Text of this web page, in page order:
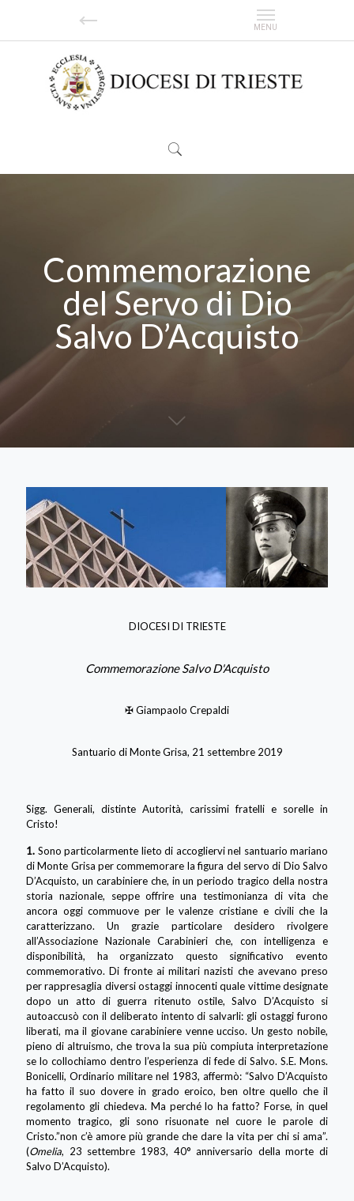
Commemorazione
del Servo di Dio
Salvo D’Acquisto
DIOCESI DI TRIESTE
Commemorazione Salvo D'Acquisto
✠ Giampaolo Crepaldi
Santuario di Monte Grisa, 21 settembre 2019
Sigg. Generali, distinte Autorità, carissimi fratelli e sorelle in
Cristo!
1. Sono particolarmente lieto di accogliervi nel santuario mariano
di Monte Grisa per commemorare la figura del servo di Dio Salvo
D’Acquisto, un carabiniere che, in un periodo tragico della nostra
storia nazionale, seppe offrire una testimonianza di vita che
ancora oggi commuove per le valenze cristiane e civili che la
caratterizzano. Un grazie particolare desidero rivolgere
all’Associazione Nazionale Carabinieri che, con intelligenza e
disponibilità, ha organizzato questo significativo evento
commemorativo. Di fronte ai militari nazisti che avevano preso
per rappresaglia diversi ostaggi innocenti quale vittime designate
dopo un atto di guerra ritenuto ostile, Salvo D’Acquisto si
autoaccusò con il deliberato intento di salvarli: gli ostaggi furono
liberati, ma il giovane carabiniere venne ucciso. Un gesto nobile,
pieno di altruismo, che trova la sua più compiuta interpretazione
se lo collochiamo dentro l’esperienza di fede di Salvo. S.E. Mons.
Bonicelli, Ordinario militare nel 1983, affermò: “Salvo D’Acquisto
ha fatto il suo dovere in grado eroico, ben oltre quello che il
regolamento gli chiedeva. Ma perché lo ha fatto? Forse, in quel
momento tragico, gli sono risuonate nel cuore le parole di
Cristo.”non c’è amore più grande che dare la vita per chi si ama”.
(Omelia, 23 settembre 1983, 40° anniversario della morte di
Salvo D’Acquisto).